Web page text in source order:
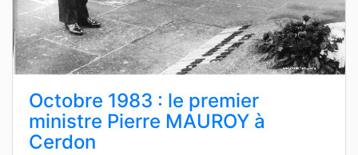
Octobre 1983 : le premier
ministre Pierre MAUROY à
Cerdon